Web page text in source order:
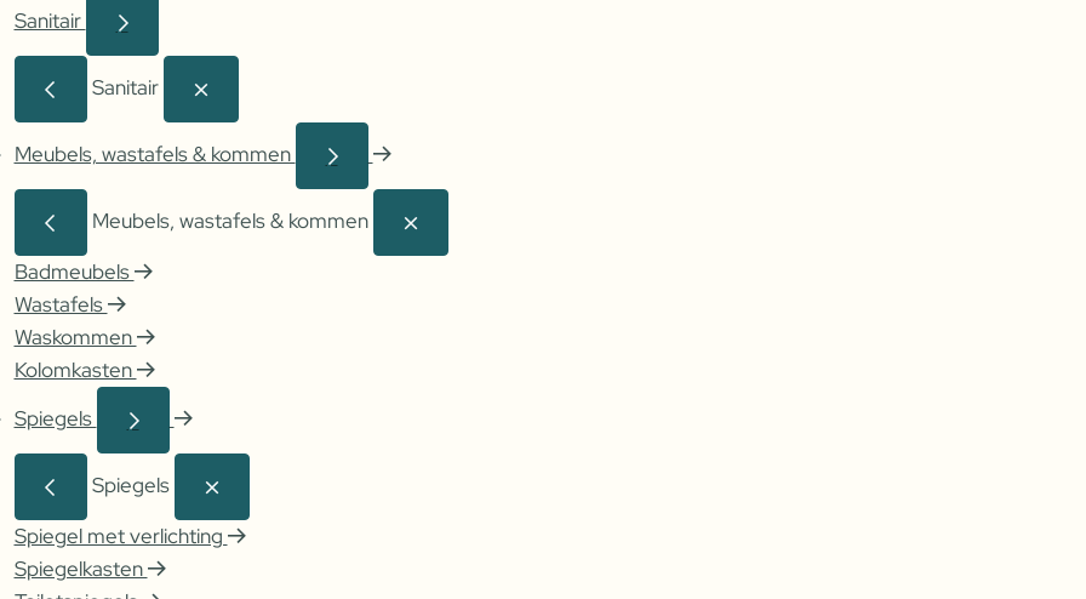
Sanitair
Sanitair
Meubels, wastafels & kommen
Meubels, wastafels & kommen
Badmeubels
Wastafels
Waskommen
Kolomkasten
Spiegels
Spiegels
Spiegel met verlichting
Spiegelkasten